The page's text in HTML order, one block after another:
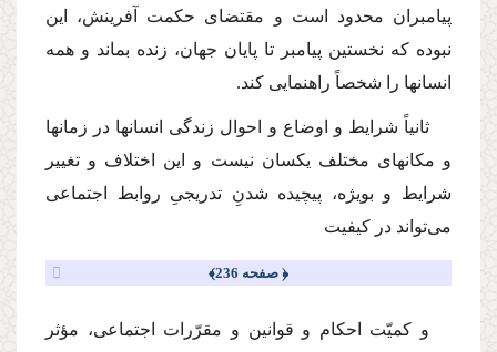
پیامبران محدود است و مقتضاى حكمت آفرینش، این
نبوده كه نخستین پیامبر تا پایان جهان، زنده بماند و همه
انسانها را شخصاً راهنمایى كند.
ثانیاً شرایط و اوضاع و احوال زندگى انسانها در زمانها
و مكانهاى مختلف یكسان نیست و این اختلاف و تغییر
شرایط و بویژه، پیچیده شدنِ تدریجىِ روابط اجتماعى
مى‌تواند در كیفیت
﴿ صفحه 236﴾
و كمیّت احكام و قوانین و مقرّرات اجتماعى، مؤثر